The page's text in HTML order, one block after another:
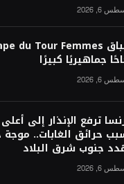
6, 2026
جماهيريًا كبيرًا
6, 2026
ترفع الإنذار إلى
حرائق الغابات.. موجة
جنوب شرق البلاد
6, 2026